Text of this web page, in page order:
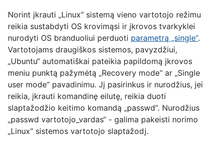
Norint įkrauti „Linux“ sistemą vieno vartotojo režimu
reikia sustabdyti OS krovimąsi ir įkrovos tvarkyklei
nurodyti OS branduoliui perduoti parametrą „single“.
Vartotojams draugiškos sistemos, pavyzdžiui,
„Ubuntu“ automatiškai pateikia papildomą įkrovos
meniu punktą pažymėtą „Recovery mode“ ar „Single
user mode“ pavadinimu. Jį pasirinkus ir nurodžius, jei
reikia, įkrauti komandinę eilutę, reikia duoti
slaptažodžio keitimo komandą „passwd“. Nurodžius
„passwd vartotojo_vardas“ - galima pakeisti norimo
„Linux“ sistemos vartotojo slaptažodį.